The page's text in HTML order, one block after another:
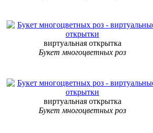
виртуальная открытка
Букет многоцветных роз
виртуальная открытка
Букет многоцветных роз